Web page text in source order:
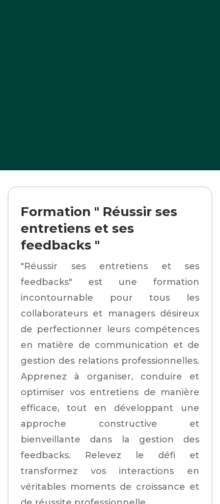
Formation " Réussir ses
entretiens et ses
feedbacks "
"Réussir ses entretiens et ses
feedbacks" est une formation
incontournable pour tous les
collaborateurs et managers désireux
de perfectionner leurs compétences
en matière de communication et de
gestion des relations professionnelles.
Apprenez à organiser, conduire et
optimiser vos entretiens de manière
efficace, tout en développant une
approche constructive et
bienveillante dans la gestion des
feedbacks. Relevez le défi et
transformez vos interactions en
véritables moments de croissance et